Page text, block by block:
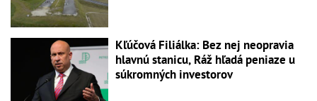
Kľúčová Filiálka: Bez nej neopravia
hlavnú stanicu, Ráž hľadá peniaze u
súkromných investorov